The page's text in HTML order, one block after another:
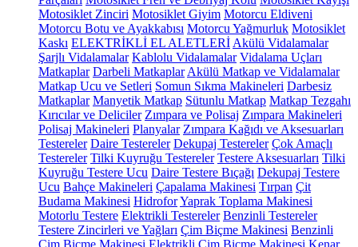
Motosiklet Zinciri Motosiklet Giyim Motorcu Eldiveni
Motorcu Botu ve Ayakkabısı Motorcu Yağmurluk Motosiklet
Kaskı ELEKTRİKLİ EL ALETLERİ Akülü Vidalamalar
Şarjlı Vidalamalar Kablolu Vidalamalar Vidalama Uçları
Matkaplar Darbeli Matkaplar Akülü Matkap ve Vidalamalar
Matkap Ucu ve Setleri Somun Sıkma Makineleri Darbesiz
Matkaplar Manyetik Matkap Sütunlu Matkap Matkap Tezgahı
Kırıcılar ve Deliciler Zımpara ve Polisaj Zımpara Makineleri
Polisaj Makineleri Planyalar Zımpara Kağıdı ve Aksesuarları
Testereler Daire Testereler Dekupaj Testereler Çok Amaçlı
Testereler Tilki Kuyruğu Testereler Testere Aksesuarları Tilki
Kuyruğu Testere Ucu Daire Testere Bıçağı Dekupaj Testere
Ucu Bahçe Makineleri Çapalama Makinesi Tırpan Çit
Budama Makinesi HidroforYaprak Toplama Makinesi
Motorlu Testere Elektrikli Testereler Benzinli Testereler
Testere Zincirleri ve Yağları Çim Biçme Makinesi Benzinli
Çim Biçme Makinesi Elektrikli Çim Biçme Makinesi Kenar